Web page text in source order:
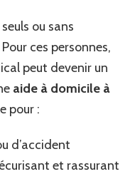
ou sans
ces personnes,
peut devenir un
aide à domicile à
pour :
d’accident
et rassurant